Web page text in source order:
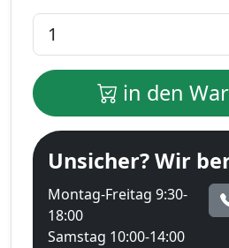
in den
Unsicher? Wir
Montag-Freitag 9:30-
18:00
Samstag 10:00-14:00